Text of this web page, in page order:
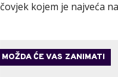
čovjek kojem je najveća
MOŽDA ĆE VAS ZANIMATI